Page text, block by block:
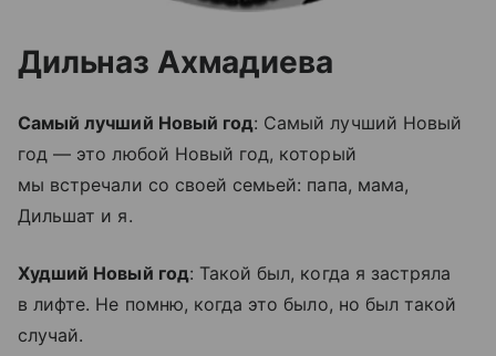
Дильназ Ахмадиева
Самый лучший Новый год: Самый лучший Новый
год — это любой Новый год, который
мы встречали со своей семьей: папа, мама,
Дильшат и я.
Худший Новый год: Такой был, когда я застряла
в лифте. Не помню, когда это было, но был такой
случай.